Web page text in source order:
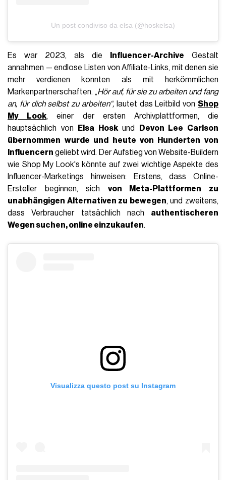
Un post condiviso da elsa (@hoskelsa)
Es war 2023, als die Influencer-Archive Gestalt
annahmen — endlose Listen von Affiliate-Links, mit denen sie
mehr verdienen konnten als mit herkömmlichen
Markenpartnerschaften. „Hör auf, für sie zu arbeiten und fang
an, für dich selbst zu arbeiten“, lautet das Leitbild von Shop
My Look, einer der ersten Archivplattformen, die
hauptsächlich von
Elsa Hoskund
Devon Lee Carlson
übernommen wurde und heute von Hunderten von
Influencern geliebt wird. Der Aufstieg von Website-Buildern
wie Shop My Look's könnte auf zwei wichtige Aspekte des
Influencer-Marketings hinweisen: Erstens, dass Online-
Ersteller beginnen, sich von Meta-Plattformen zu
unabhängigen Alternativen zu bewegen, und zweitens,
dass Verbraucher tatsächlich nach authentischeren
Wegen suchen,online einzukaufen.
Visualizza questo post su Instagram